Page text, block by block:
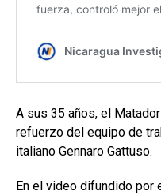
A sus 35 años, el
refuerzo del equipo de
italiano Gennaro Gattuso.
En el video difundido por